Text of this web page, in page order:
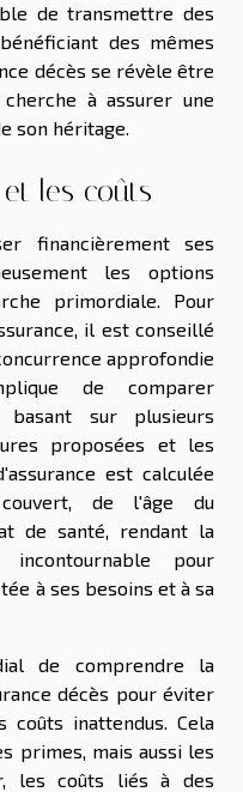
de transmettre des
des mêmes
décès se révèle être
à assurer une
son héritage.
les coûts
financièrement ses
les options
primordiale. Pour
il est conseillé
approfondie
de comparer
sur plusieurs
proposées et les
est calculée
de l'âge du
de santé, rendant la
pour
à ses besoins et à sa
de comprendre la
décès pour éviter
inattendus. Cela
primes, mais aussi les
les coûts liés à des